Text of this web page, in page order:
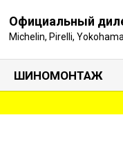
Официальный
Michelin, Pirelli,
ШИНОМОНТАЖ